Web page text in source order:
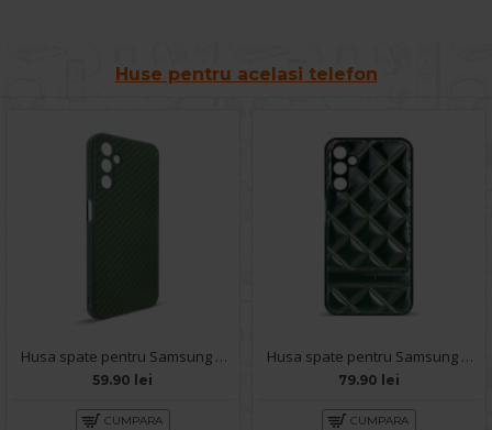
Huse pentru acelasi telefon
Husa spate pentru Samsung Galaxy A14- Lys case Verde
59.90 lei
CUMPARA
Husa spate pentru Samsung Galaxy A14- Tomo Case Verde
79.90 lei
CUMPARA